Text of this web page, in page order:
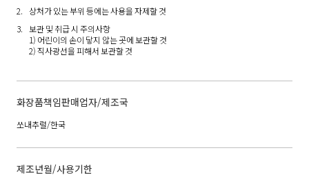
상처가 있는 부위 등에는 사용을 자제할 것
보관 및 취급 시 주의사항
1) 어린이의 손이 닿지 않는 곳에 보관할 것
2) 직사광선을 피해서 보관할 것
화장품책임판매업자/제조국
쏘내추럴/한국
제조년월/사용기한